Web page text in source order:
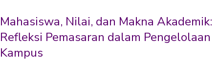
Mahasiswa, Nilai, dan Makna Akademik:
Refleksi Pemasaran dalam Pengelolaan
Kampus